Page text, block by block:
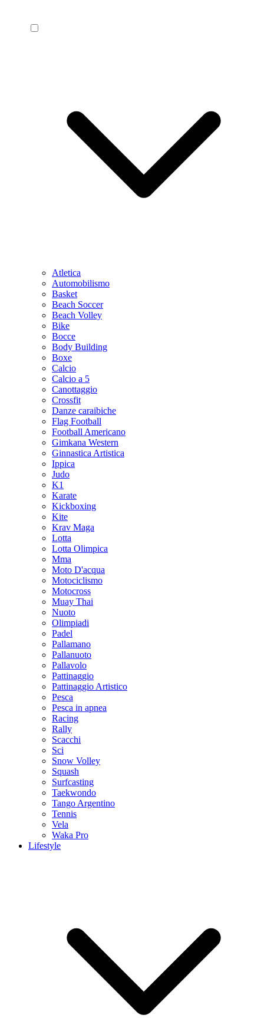
Atletica
Automobilismo
Basket
Beach Soccer
Beach Volley
Bike
Bocce
Body Building
Boxe
Calcio
Calcio a 5
Canottaggio
Crossfit
Danze caraibiche
Flag Football
Football Americano
Gimkana Western
Ginnastica Artistica
Ippica
Judo
K1
Karate
Kickboxing
Kite
Krav Maga
Lotta
Lotta Olimpica
Mma
Moto D'acqua
Motociclismo
Motocross
Muay Thai
Nuoto
Olimpiadi
Padel
Pallamano
Pallanuoto
Pallavolo
Pattinaggio
Pattinaggio Artistico
Pesca
Pesca in apnea
Racing
Rally
Scacchi
Sci
Snow Volley
Squash
Surfcasting
Taekwondo
Tango Argentino
Tennis
Vela
Waka Pro
Lifestyle